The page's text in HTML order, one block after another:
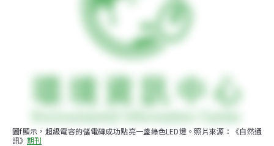
圖f顯示，超級電容的儲電磚成功點亮一盞綠色LED燈。照片來源：《自然通
訊》 期刊